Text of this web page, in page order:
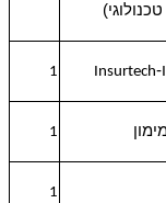
Insurtech
1
1
1